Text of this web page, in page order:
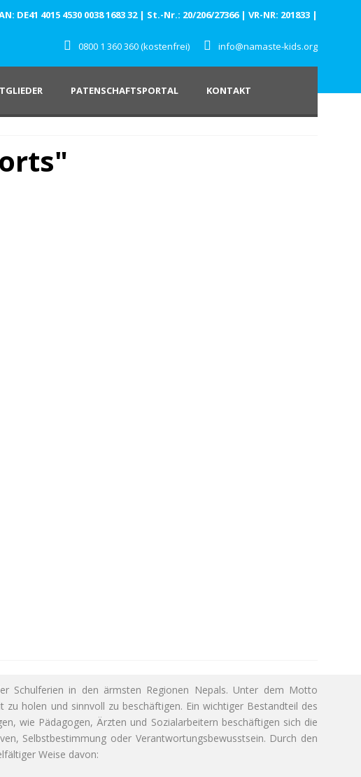
DE41 4015 4530 0038 1683 32 | St.-Nr.: 20/206/27366 | VR-NR: 201833 |
0800 1 360 360 (kostenfrei) info@namaste-kids.org
PATENSCHAFTSPORTAL KONTAKT
Schulferien in den ärmsten Regionen Nepals. Unter dem Motto
holen und sinnvoll zu beschäftigen. Ein wichtiger Bestandteil des
wie Pädagogen, Ärzten und Sozialarbeitern beschäftigen sich die
Selbstbestimmung oder Verantwortungsbewusstsein. Durch den
Weise davon: